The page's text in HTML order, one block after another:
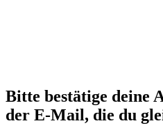
Bitte bestätige deine
der E-Mail, die du